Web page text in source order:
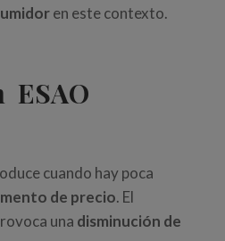
en este contexto.
ESAO
cuando hay poca
de precio. El
una disminución de